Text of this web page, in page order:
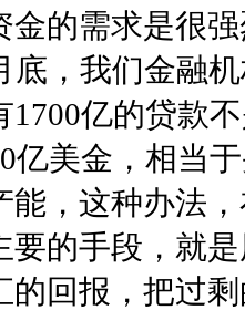
金的需求是很
底，我们金融
1700亿的贷款
亿美金，相当
能，这种办法
要的手段，就
的回报，把过